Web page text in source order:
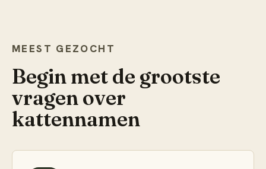
MEEST GEZOCHT
Begin met de grootste
vragen over
kattennamen